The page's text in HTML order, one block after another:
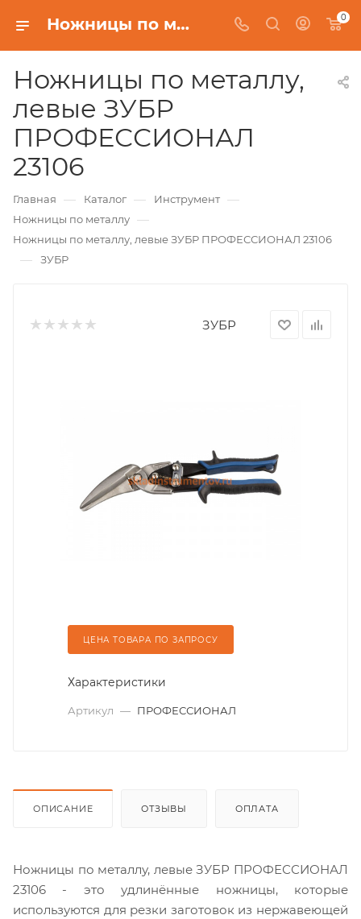
Ножницы по металлу, левые ЗУБР ПРОФЕССИОНАЛ 23106 0
Ножницы по металлу,
левые ЗУБР
ПРОФЕССИОНАЛ
23106
Главная — Каталог — Инструмент —
Ножницы по металлу —
Ножницы по металлу, левые ЗУБР ПРОФЕССИОНАЛ 23106
— ЗУБР
ЗУБР
ЦЕНА ТОВАРА ПО ЗАПРОСУ
Характеристики
Артикул — ПРОФЕССИОНАЛ
ОПИСАНИЕ ОТЗЫВЫ ОПЛАТА
Ножницы по металлу, левые ЗУБР ПРОФЕССИОНАЛ
23106 - это удлинённые ножницы, которые
используются для резки заготовок из нержавеющей